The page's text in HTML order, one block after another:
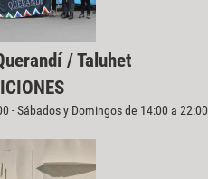
/ Taluhet
- Sábados y Domingos de 14:00 a 22:00